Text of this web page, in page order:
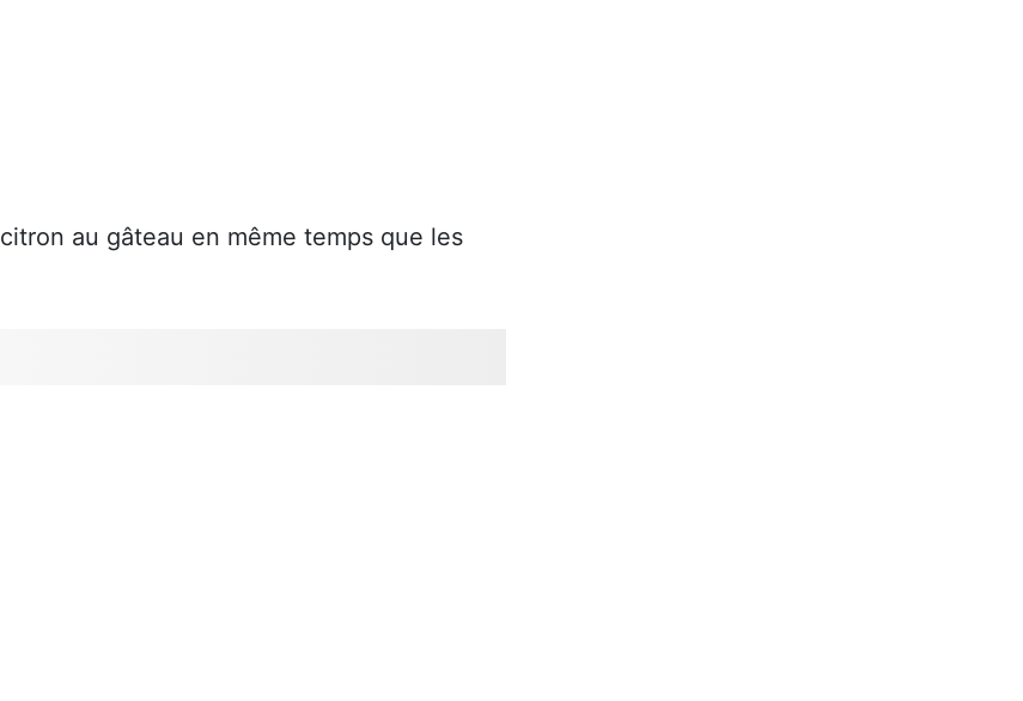
au gâteau en même temps que les